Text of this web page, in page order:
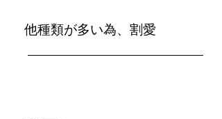
​他種類が多い為、割愛